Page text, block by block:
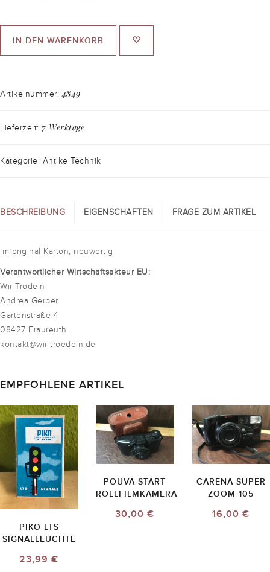
IN DEN WARENKORB
Artikelnummer:4849
Lieferzeit: 7 Werktage
Kategorie: Antike Technik
BESCHREIBUNG EIGENSCHAFTEN FRAGE ZUM ARTIKEL
im original Karton, neuwertig
Verantwortlicher Wirtschaftsakteur EU:
Wir Trödeln
Andrea Gerber
Gartenstraße 4
08427 Fraureuth
kontakt@wir-troedeln.de
EMPFOHLENE ARTIKEL
PIKO LTS
SIGNALLEUCHTE
23,99 €
POUVA START
ROLLFILMKAMERA
30,00 €
CARENA SUPER
ZOOM 105
16,00 €